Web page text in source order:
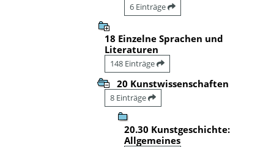
6 Einträge
18 Einzelne Sprachen und
Literaturen
148 Einträge
20 Kunstwissenschaften
8 Einträge
20.30 Kunstgeschichte:
Allgemeines